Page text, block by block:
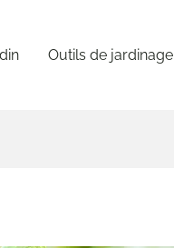
Outils de jardinage